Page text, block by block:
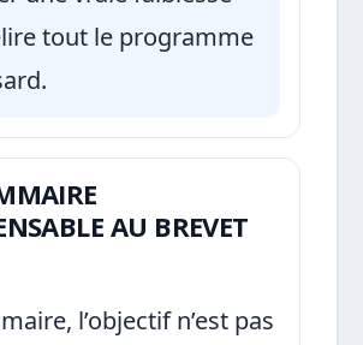
tout le programme
AU BREVET
l’objectif n’est pas